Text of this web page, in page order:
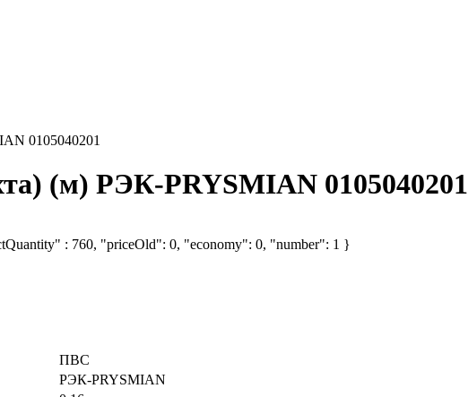
0105040201
(м) РЭК-PRYSMIAN 0105040201
: 760, "priceOld": 0, "economy": 0, "number": 1 }
ПВС
РЭК-PRYSMIAN